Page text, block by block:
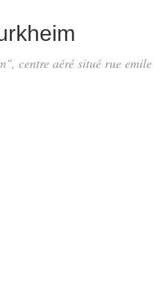
centre aéré situé rue emile